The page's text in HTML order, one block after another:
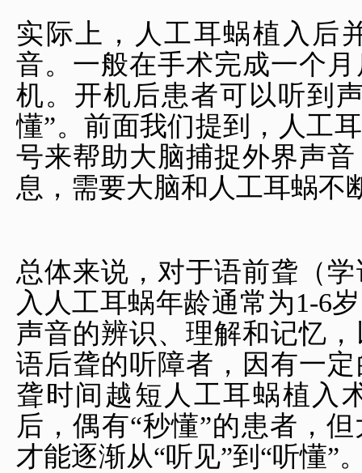
实际上，人工耳蜗植入后
音。一般在手术完成一个
机。开机后患者可以听到
懂”。前面我们提到，人工
号来帮助大脑捕捉外界声
息，需要大脑和人工耳蜗不
总体来说，对于语前聋（
入人工耳蜗年龄通常为1-6
声音的辨识、理解和记忆
语后聋的听障者，因有一
聋时间越短人工耳蜗植入
后，偶有“秒懂”的患者，
才能逐渐从“听见”到“听懂”